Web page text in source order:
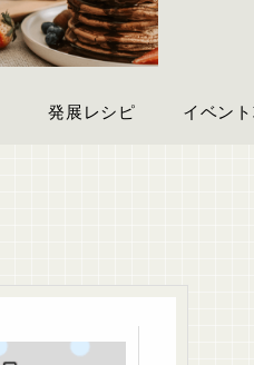
発展レシピ イベン